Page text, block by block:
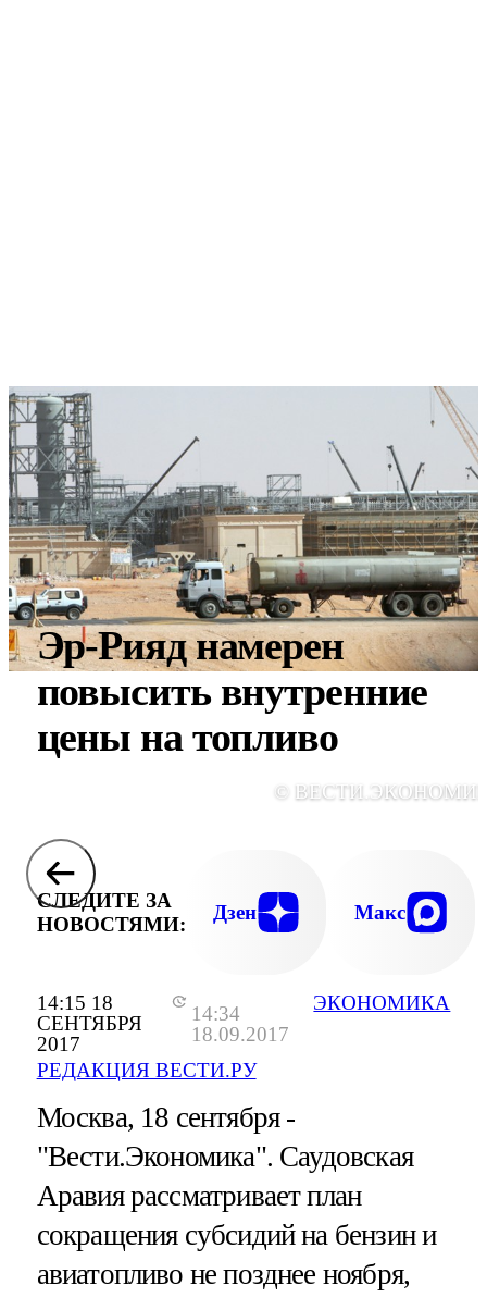
14:15 18
СЕНТЯБРЯ
2017
14:34
18.09.2017
РЕДАКЦИЯ ВЕСТИ.РУ
ЭКОНОМИКА
Эр-Рияд намерен
повысить внутренние
цены на топливо
©
СЛЕДИТЕ ЗА
НОВОСТЯМИ:
Дзен Макс
Москва, 18 сентября -
"Вести.Экономика". Саудовская
Аравия рассматривает план
сокращения субсидий на бензин и
авиатопливо не позднее ноября,